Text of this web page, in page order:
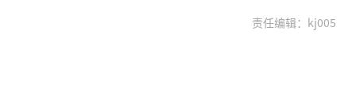
责任编辑：kj005